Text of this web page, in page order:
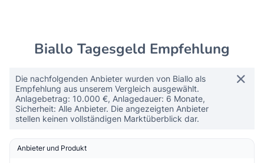
Biallo Tagesgeld Empfehlung
Die nachfolgenden Anbieter wurden von Biallo als
Empfehlung aus unserem Vergleich ausgewählt.
Anlagebetrag: 10.000 €, Anlagedauer: 6 Monate,
Sicherheit: Alle Anbieter. Die angezeigten Anbieter
stellen keinen vollständigen Marktüberblick dar.
Anbieter und Produkt